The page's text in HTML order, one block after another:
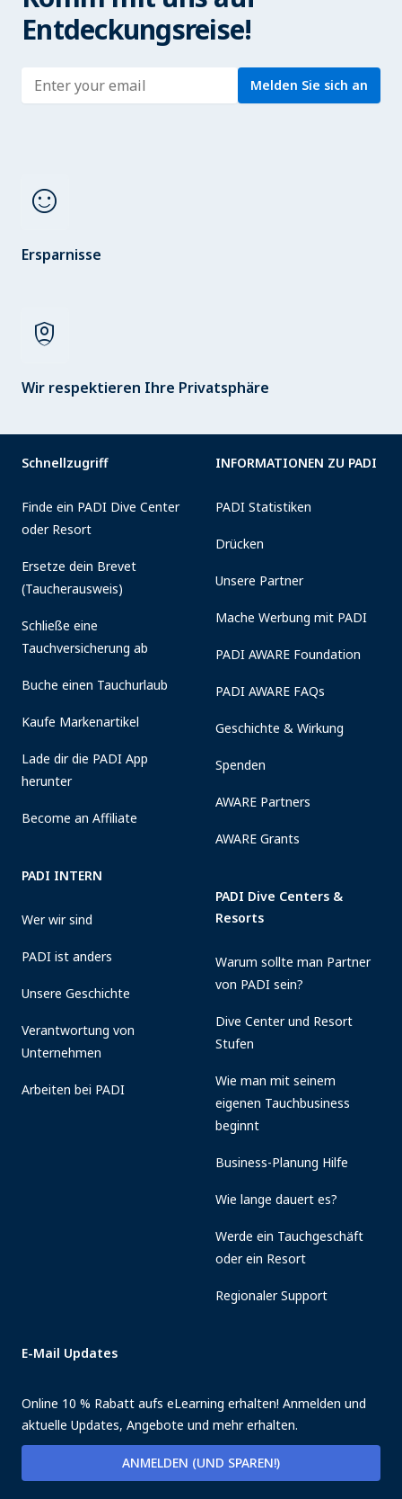
Entdeckungsreise!
Enter address Melden Sie sich an
sentiment_satisfied
Ersparnisse
shield_person
Wir respektieren Ihre Privatsphäre
Schnellzugriff
Finde ein PADI Dive Center
oder Resort
Ersetze dein Brevet
(Taucherausweis)
Schließe eine
Tauchversicherung ab
Buche einen Tauchurlaub
Kaufe Markenartikel
Lade dir die PADI App
herunter
Become an Affiliate
PADI INTERN
Wer wir sind
PADI ist anders
Unsere Geschichte
Verantwortung von
Unternehmen
Arbeiten bei PADI
INFORMATIONEN ZU PADI
PADI Statistiken
Drücken
Unsere Partner
Mache Werbung mit PADI
PADI AWARE Foundation
PADI AWARE FAQs
Geschichte & Wirkung
Spenden
AWARE Partners
AWARE Grants
PADI Dive Centers &
Resorts
Warum sollte man Partner
von PADI sein?
Dive Center und Resort
Stufen
Wie man mit seinem
eigenen Tauchbusiness
beginnt
Business-Planung Hilfe
Wie lange dauert es?
Werde ein Tauchgeschäft
oder ein Resort
Regionaler Support
E-Mail Updates
Online 10 % Rabatt aufs eLearning erhalten! Anmelden und
aktuelle Updates, Angebote und mehr erhalten.
ANMELDEN (UND SPAREN!)